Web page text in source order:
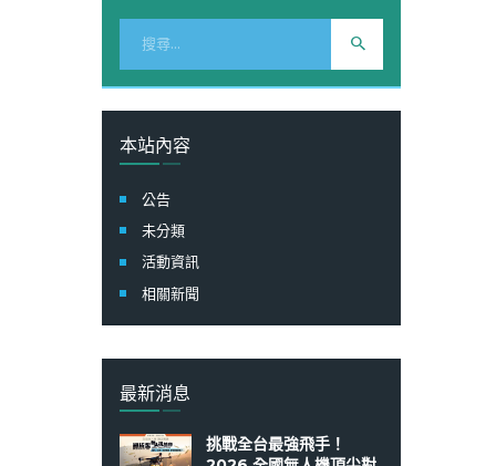
關
鍵
字:
本站內容
公告
未分類
活動資訊
相關新聞
最新消息
挑戰全台最強飛手！